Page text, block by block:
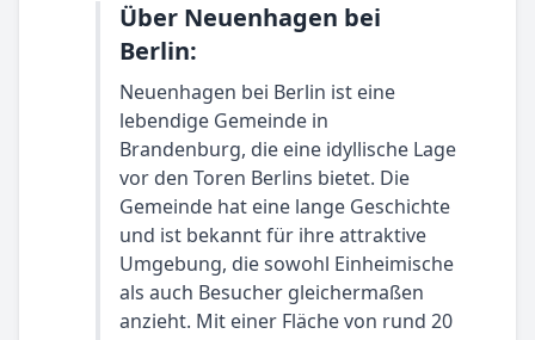
Über Neuenhagen bei
Berlin:
Neuenhagen bei Berlin ist eine
lebendige Gemeinde in
Brandenburg, die eine idyllische Lage
vor den Toren Berlins bietet. Die
Gemeinde hat eine lange Geschichte
und ist bekannt für ihre attraktive
Umgebung, die sowohl Einheimische
als auch Besucher gleichermaßen
anzieht. Mit einer Fläche von rund 20